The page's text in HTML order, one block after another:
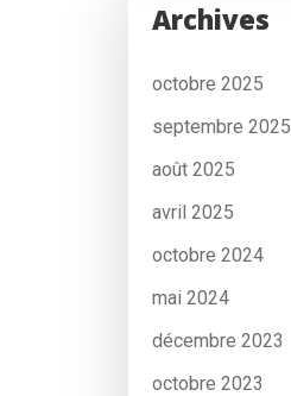
Archives
octobre 2025
septembre 2025
août 2025
avril 2025
octobre 2024
mai 2024
décembre 2023
octobre 2023